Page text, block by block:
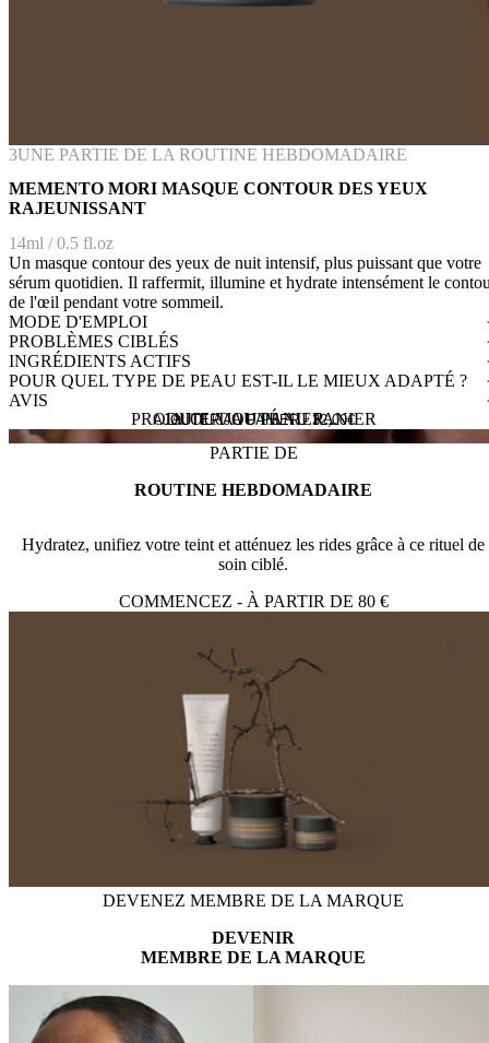
3UNE PARTIE DE LA ROUTINE HEBDOMADAIRE
MEMENTO MORI MASQUE CONTOUR DES YEUX
RAJEUNISSANT
14ml / 0.5 fl.oz
Un masque contour des yeux de nuit intensif, plus puissant que votre
sérum quotidien. Il raffermit, illumine et hydrate intensément le
de l'œil pendant votre sommeil.
MODE D'EMPLOI
PROBLÈMES CIBLÉS
INGRÉDIENTS ACTIFS
POUR QUEL TYPE DE PEAU EST-IL LE MIEUX ADAPTÉ ?
AVIS
AJOUTER AU PANIER -32,00€
AJOUT AU PANIER...
PRODUIT AJOUTÉ AU PANIER
PARTIE DE
ROUTINE HEBDOMADAIRE
Hydratez, unifiez votre teint et atténuez les rides grâce à ce rituel de
soin ciblé.
COMMENCEZ - À PARTIR DE 80 €
DEVENEZ MEMBRE DE LA MARQUE
DEVENIR
MEMBRE DE LA MARQUE